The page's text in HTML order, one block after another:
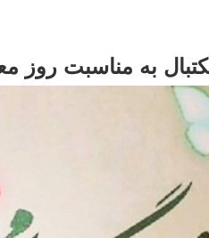
به مناسبت روز